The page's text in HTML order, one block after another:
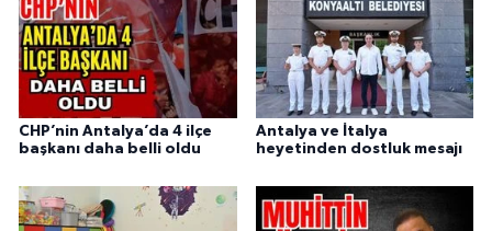
CHP’nin Antalya’da 4 ilçe
başkanı daha belli oldu
Antalya ve İtalya
heyetinden dostluk mesajı